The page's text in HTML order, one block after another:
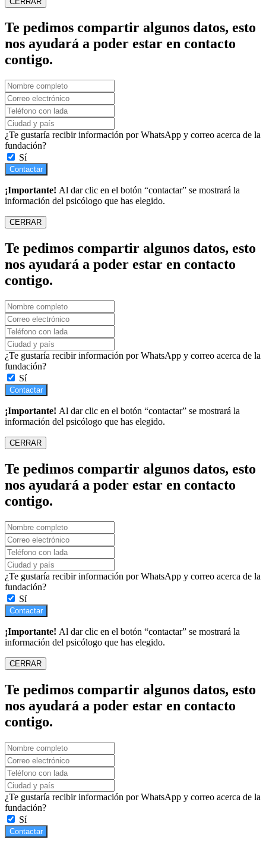
Te pedimos compartir algunos datos, esto
nos ayudará a poder estar en contacto
contigo.
¿Te gustaría recibir información por WhatsApp y correo acerca de la
fundación?
Sí
Contactar
¡Importante! Al dar clic en el botón “contactar” se mostrará la
información del psicólogo que has elegido.
CERRAR
Te pedimos compartir algunos datos, esto
nos ayudará a poder estar en contacto
contigo.
¿Te gustaría recibir información por WhatsApp y correo acerca de la
fundación?
Sí
Contactar
¡Importante! Al dar clic en el botón “contactar” se mostrará la
información del psicólogo que has elegido.
CERRAR
Te pedimos compartir algunos datos, esto
nos ayudará a poder estar en contacto
contigo.
¿Te gustaría recibir información por WhatsApp y correo acerca de la
fundación?
Sí
Contactar
¡Importante! Al dar clic en el botón “contactar” se mostrará la
información del psicólogo que has elegido.
CERRAR
Te pedimos compartir algunos datos, esto
nos ayudará a poder estar en contacto
contigo.
¿Te gustaría recibir información por WhatsApp y correo acerca de la
fundación?
Sí
Contactar